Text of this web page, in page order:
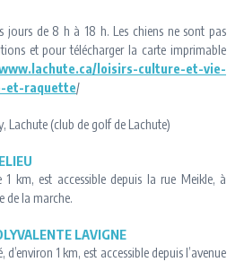
jours de 8 h à 18 h. Les chiens ne sont pas
et pour télécharger la carte imprimable
loisirs-culture-et-vie-
et-raquette/
Lachute (club de golf de Lachute)
1 km, est accessible depuis la rue Meikle, à
de la marche.
LAVIGNE
d’environ 1 km, est accessible depuis l’avenue